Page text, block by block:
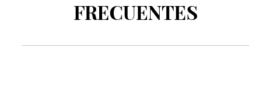
FRECUENTES